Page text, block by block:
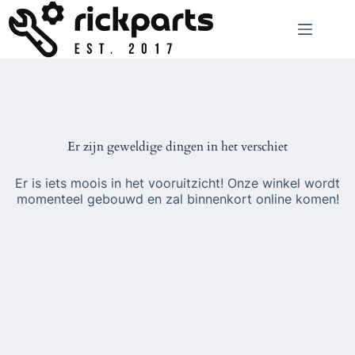
naar
de
inhoud
Er zijn geweldige dingen in het verschiet
Er is iets moois in het vooruitzicht! Onze winkel wordt
momenteel gebouwd en zal binnenkort online komen!